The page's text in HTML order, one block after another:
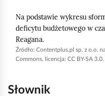
c
Na podstawie wykresu
deficytu budżetowego w
Reagana.
Źródło: Contentplus.pl sp. z o.o.
Commons, licencja: CC BY-SA 3.0.
Słownik